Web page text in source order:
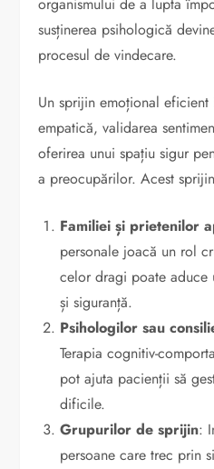
organismului de a lupta
susținerea psihologică
procesul de vindecare.
Un sprijin emoțional
empatică, validarea
oferirea unui spațiu sigur
a preocupărilor. Acest
Familiei și prietenilor
personale joacă un rol
celor dragi poate aduce
și siguranță.
Psihologilor sau
Terapia cognitiv-
pot ajuta pacienții să
dificile.
Grupurilor de sprijin:
persoane care trec prin